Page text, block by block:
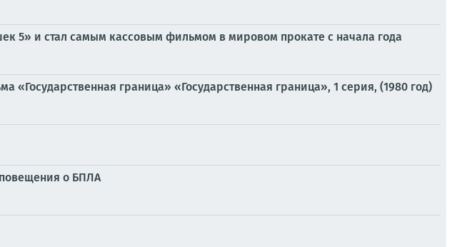
5» и стал самым кассовым фильмом в мировом прокате с начала года
граница» «Государственная граница», 1 серия, (1980 год)
о БПЛА